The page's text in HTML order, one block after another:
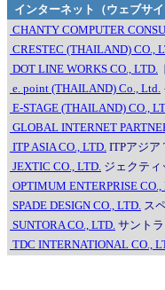
インターネット（ウェブサ
CHANTY COMPUTER
CRESTEC (THAILAND) CO.,
DOT LINE WORKS CO., LTD.
e. point (THAILAND) Co., Ltd.
E-STAGE (THAILAND) CO.,
GLOBAL INTERNET
ITP ASIA CO., LTD. ITPアジア
JEXTIC CO., LTD. ジェクティ
OPTIMUM ENTERPRISE CO.,
SPADE DESIGN CO., LTD. ス
SUNTORA CO., LTD. サント
TDC INTERNATIONAL CO.,